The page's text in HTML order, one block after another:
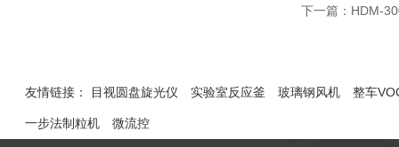
下一篇： HDM-
友情链接： 目视圆盘旋光仪 实验室反应釜 玻璃钢风机 整车
一步法制粒机 微流控